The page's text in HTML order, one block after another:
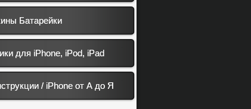
Батарейки
для iPhone, iPod, iPad
/ iPhone от А до Я